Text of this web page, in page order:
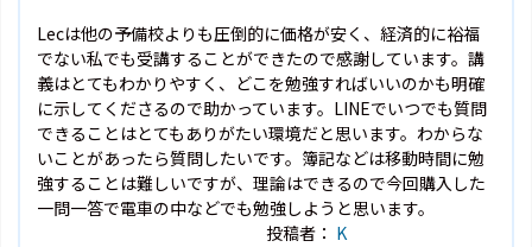
Lecは他の予備校よりも圧倒的に価格が安く、経済的に裕福
でない私でも受講することができたので感謝しています。講
義はとてもわかりやすく、どこを勉強すればいいのかも明確
に示してくださるので助かっています。LINEでいつでも質問
できることはとてもありがたい環境だと思います。わからな
いことがあったら質問したいです。簿記などは移動時間に勉
強することは難しいですが、理論はできるので今回購入した
一問一答で電車の中などでも勉強しようと思います。
投稿者： K